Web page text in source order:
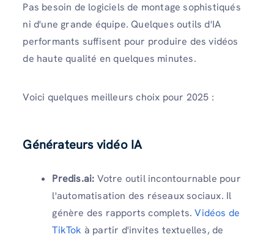
Pas besoin de logiciels de montage sophistiqués
ni d'une grande équipe. Quelques outils d'IA
performants suffisent pour produire des vidéos
de haute qualité en quelques minutes.
Voici quelques meilleurs choix pour 2025 :
Générateurs vidéo IA
Predis.ai: Votre outil incontournable pour
l'automatisation des réseaux sociaux. Il
génère des rapports complets.Vidéos de
TikTok à partir d'invites textuelles, de